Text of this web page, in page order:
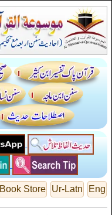
Eng
Ur-Latn
Book Store